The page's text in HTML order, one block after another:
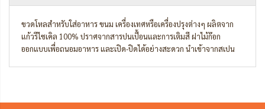
ขวดโหลสำหรับใส่อาหาร ขนม เครื่องเทศหรือเครื่องปรุงต่างๆ ผลิตจาก
แก้วรีไซเคิล 100% ปราศจากสารปนเปื้อนและการเติมสี ฝาไม้ก๊อก
ออกแบบเพื่อถนอมอาหาร และเปิด-ปิดได้อย่างสะดวก นำเข้าจากสเปน